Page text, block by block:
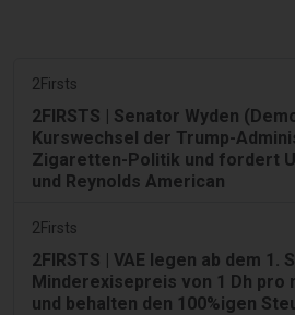
2Firsts
2FIRSTS | Senator Wyden
Kurswechsel der Trump-
Zigaretten-Politik und fordert
und Reynolds American
2Firsts
2FIRSTS | VAE legen ab dem 1.
Minderexisepreis von 1 Dh pro
und behalten den 100%igen